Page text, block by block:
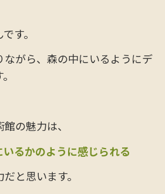
す。
ながら、森の中にいるようにデ
の魅力は、
るかのように感じられる
と思います。